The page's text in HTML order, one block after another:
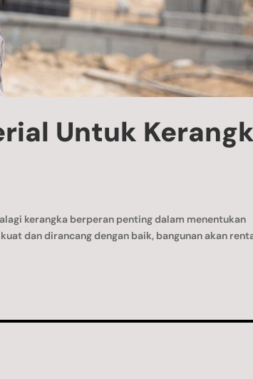
Untuk
kerangka berperan penting dalam menentukan
dan dirancang dengan baik, bangunan akan